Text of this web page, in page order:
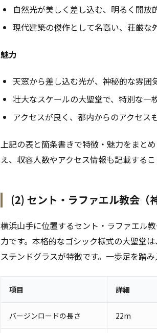
自然光が美しく差し込む、明るく開放
現代建築の傑作として名高い、荘厳な
魅力
天窓から差し込む光が、神秘的な雰囲
壮大なスケールの大聖堂で、特別な一
アクセスが良く、都内からのアクセス
上記の表と箇条書きで特徴・魅力をまと
え、収容人数やアクセス情報も記載する
(2) セント・ラファエル教会（
横浜山手に位置するセント・ラファエル
力です。本格的なゴシック様式の大聖堂
ステンドグラスが特徴です。一歩足を踏
項目 詳細
バージンロードの長さ 22m